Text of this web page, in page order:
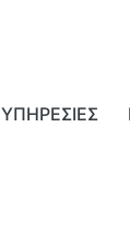
ΥΠΗΡΕΣΙΕΣ